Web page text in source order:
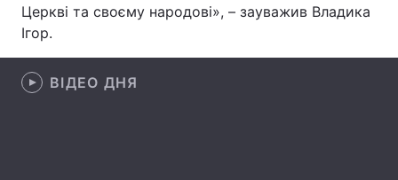
Цікавинки Погода
Екологія Регіони
Лонгріди
Церкві та своєму народові», – зауважив Владика
Ігор.
ВІДЕО ДНЯ